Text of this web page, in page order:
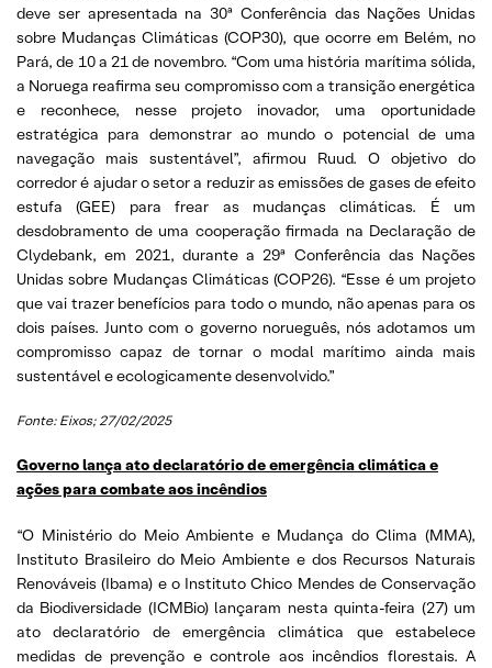
deve ser apresentada na 30ª Conferência das Nações Unidas
sobre Mudanças Climáticas (COP30), que ocorre em Belém, no
Pará, de 10 a 21 de novembro. “Com uma história marítima sólida,
a Noruega reafirma seu compromisso com a transição energética
e reconhece, nesse projeto inovador, uma oportunidade
estratégica para demonstrar ao mundo o potencial de uma
navegação mais sustentável”, afirmou Ruud. O objetivo do
corredor é ajudar o setor a reduzir as emissões de gases de efeito
estufa (GEE) para frear as mudanças climáticas. É um
desdobramento de uma cooperação firmada na Declaração de
Clydebank, em 2021, durante a 29ª Conferência das Nações
Unidas sobre Mudanças Climáticas (COP26). “Esse é um projeto
que vai trazer benefícios para todo o mundo, não apenas para os
dois países. Junto com o governo norueguês, nós adotamos um
compromisso capaz de tornar o modal marítimo ainda mais
sustentável e ecologicamente desenvolvido.”
Fonte: Eixos; 27/02/2025
Governo lança ato declaratório de emergência climática e
ações para combate aos incêndios
“O Ministério do Meio Ambiente e Mudança do Clima (MMA),
Instituto Brasileiro do Meio Ambiente e dos Recursos Naturais
Renováveis (Ibama) e o Instituto Chico Mendes de Conservação
da Biodiversidade (ICMBio) lançaram nesta quinta-feira (27) um
ato declaratório de emergência climática que estabelece
medidas de prevenção e controle aos incêndios florestais. A